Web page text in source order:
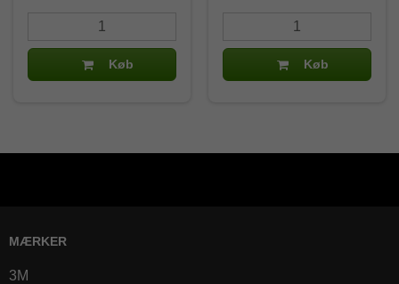
Køb Køb
MÆRKER
3M